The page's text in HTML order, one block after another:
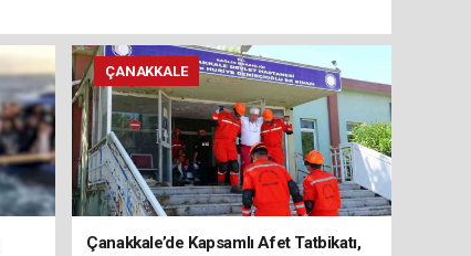
ÇANAKKALE
Çanakkale’de Kapsamlı Afet Tatbikatı,